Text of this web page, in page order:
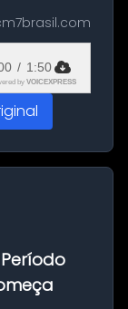
feira
/ 1:50
by VOICEXPRESS
Período